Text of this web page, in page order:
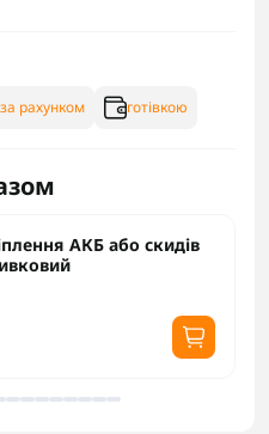
рахунком готівкою
АКБ або скидів